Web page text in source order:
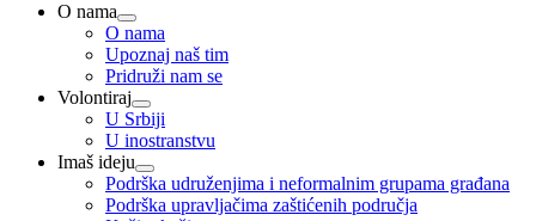
O nama
O nama
Upoznaj naš tim
Pridruži nam se
Volontiraj
U Srbiji
U inostranstvu
Imaš ideju
Podrška udruženjima i neformalnim grupama građana
Podrška upravljačima zaštićenih područja